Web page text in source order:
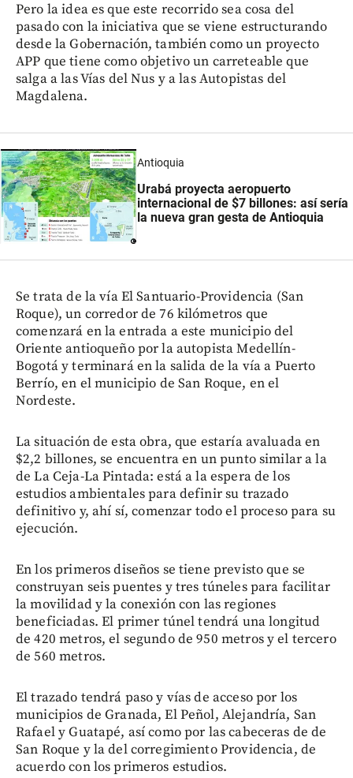
Pero la idea es que este recorrido sea cosa del
pasado con la iniciativa que se viene estructurando
desde la Gobernación, también como un proyecto
APP que tiene como objetivo un carreteable que
salga a las Vías del Nus y a las Autopistas del
Magdalena.
Antioquia
Urabá proyecta aeropuerto
internacional de $7 billones: así sería
la nueva gran gesta de Antioquia
Se trata de la vía El Santuario-Providencia (San
Roque), un corredor de 76 kilómetros que
comenzará en la entrada a este municipio del
Oriente antioqueño por la autopista Medellín-
Bogotá y terminará en la salida de la vía a Puerto
Berrío, en el municipio de San Roque, en el
Nordeste.
La situación de esta obra, que estaría avaluada en
$2,2 billones, se encuentra en un punto similar a la
de La Ceja-La Pintada: está a la espera de los
estudios ambientales para definir su trazado
definitivo y, ahí sí, comenzar todo el proceso para su
ejecución.
En los primeros diseños se tiene previsto que se
construyan seis puentes y tres túneles para facilitar
la movilidad y la conexión con las regiones
beneficiadas. El primer túnel tendrá una longitud
de 420 metros, el segundo de 950 metros y el tercero
de 560 metros.
El trazado tendrá paso y vías de acceso por los
municipios de Granada, El Peñol, Alejandría, San
Rafael y Guatapé, así como por las cabeceras de de
San Roque y la del corregimiento Providencia, de
acuerdo con los primeros estudios.